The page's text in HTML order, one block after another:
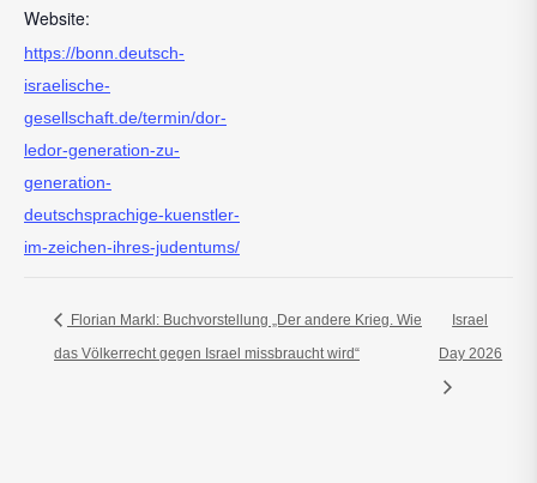
Website:
https://bonn.deutsch-
israelische-
gesellschaft.de/termin/dor-
ledor-generation-zu-
generation-
deutschsprachige-kuenstler-
im-zeichen-ihres-judentums/
Florian Markl: Buchvorstellung „Der andere Krieg. Wie
das Völkerrecht gegen Israel missbraucht wird“
Israel
Day 2026